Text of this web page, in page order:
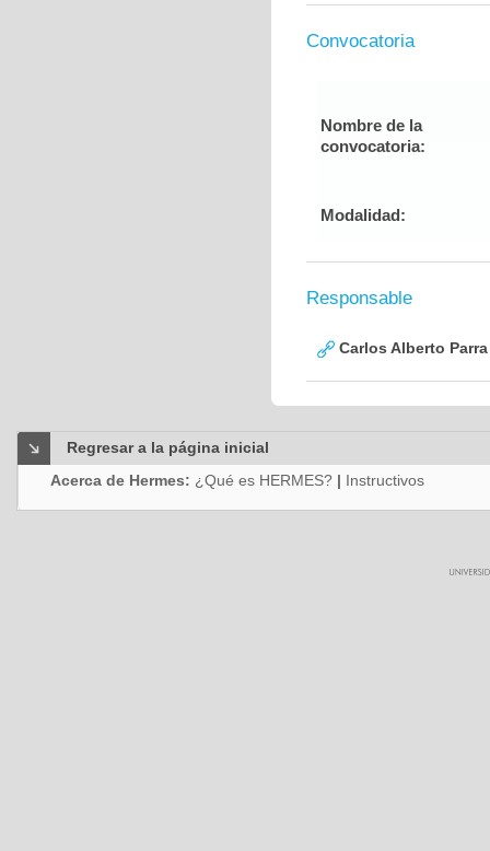
Convocatoria
Nombre de la
convocatoria:
Modalidad:
Responsable
Carlos Alberto
Regresar a la página inicial
Acerca de Hermes: ¿Qué es HERMES? | Instructivos